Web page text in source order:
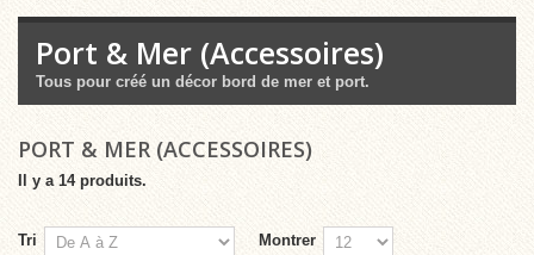
Port & Mer (Accessoires)
Tous pour créé un décor bord de mer et port.
PORT & MER (ACCESSOIRES)
Il y a 14 produits.
Tri
Montrer